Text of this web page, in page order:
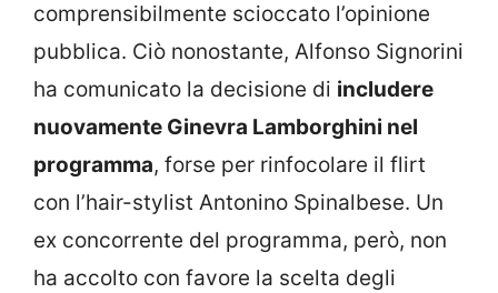
comprensibilmente scioccato l’opinione
pubblica. Ciò nonostante, Alfonso Signorini
ha comunicato la decisione di includere
nuovamente Ginevra Lamborghini nel
programma, forse per rinfocolare il flirt
con l’hair-stylist Antonino Spinalbese. Un
ex concorrente del programma, però, non
ha accolto con favore la scelta degli